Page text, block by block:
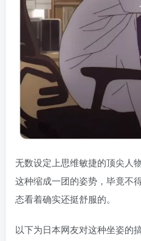
无数设定上思维敏捷的顶尖人
这种缩成一团的姿势，毕竟不
态看着确实还挺舒服的。
以下为日本网友对这种坐姿的